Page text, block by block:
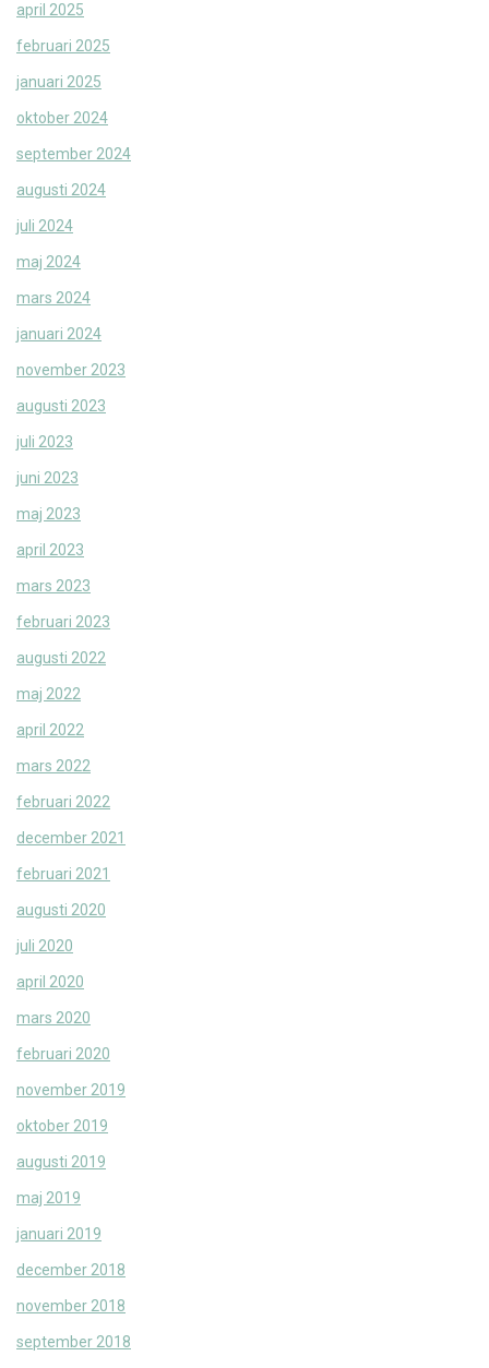
april 2025
februari 2025
januari 2025
oktober 2024
september 2024
augusti 2024
juli 2024
maj 2024
mars 2024
januari 2024
november 2023
augusti 2023
juli 2023
juni 2023
maj 2023
april 2023
mars 2023
februari 2023
augusti 2022
maj 2022
april 2022
mars 2022
februari 2022
december 2021
februari 2021
augusti 2020
juli 2020
april 2020
mars 2020
februari 2020
november 2019
oktober 2019
augusti 2019
maj 2019
januari 2019
december 2018
november 2018
september 2018